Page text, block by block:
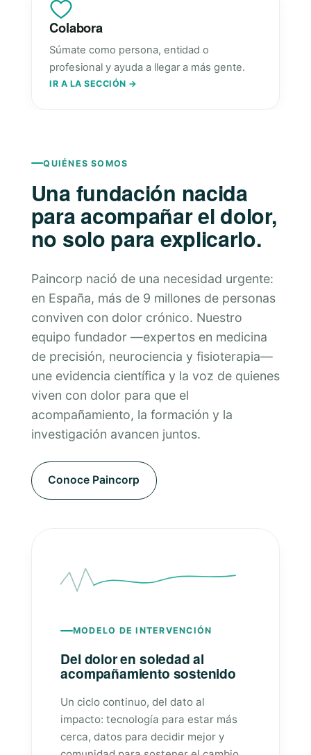
Colabora
Súmate como persona, entidad o
profesional y ayuda a llegar a más gente.
IR A LA SECCIÓN →
QUIÉNES SOMOS
Una fundación nacida
para acompañar el dolor,
no solo para explicarlo.
Paincorp nació de una necesidad urgente:
en España, más de 9 millones de personas
conviven con dolor crónico. Nuestro
equipo fundador —expertos en medicina
de precisión, neurociencia y fisioterapia—
une evidencia científica y la voz de quienes
viven con dolor para que el
acompañamiento, la formación y la
investigación avancen juntos.
Conoce Paincorp
MODELO DE INTERVENCIÓN
Del dolor en soledad al
acompañamiento sostenido
Un ciclo continuo, del dato al
impacto: tecnología para estar más
cerca, datos para decidir mejor y